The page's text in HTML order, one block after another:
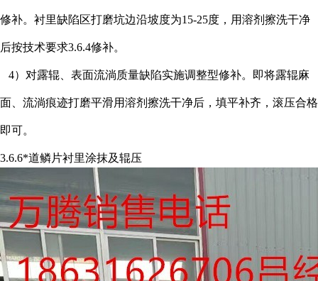
修补。衬里缺陷区打磨坑边沿坡度为15-25度，用溶剂擦洗干净
后按技术要求3.6.4修补。
4）对露辊、表面流淌质量缺陷实施调整型修补。即将露辊麻
面、流淌痕迹打磨平滑用溶剂擦洗干净后，填平补齐，滚压合格
即可。
3.6.6*道鳞片衬里涂抹及辊压